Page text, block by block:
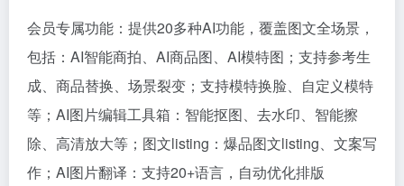
会员专属功能：提供20多种AI功能，覆盖图文全场景，
包括：AI智能商拍、AI商品图、AI模特图；支持参考生
成、商品替换、场景裂变；支持模特换脸、自定义模特
等；AI图片编辑工具箱：智能抠图、去水印、智能擦
除、高清放大等；图文listing：爆品图文listing、文案写
作；AI图片翻译：支持20+语言，自动优化排版